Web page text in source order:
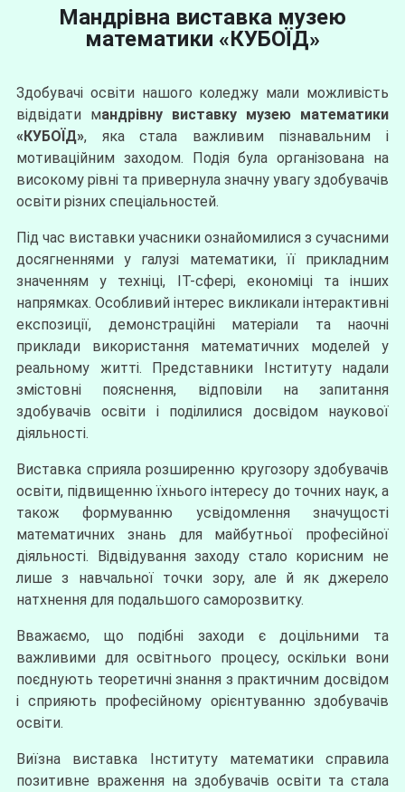
Мандрівна виставка музею
математики «КУБОЇД»
Здобувачі освіти нашого коледжу мали можливість
відвідати мандрівну виставку музею математики
«КУБОЇД», яка стала важливим пізнавальним і
мотиваційним заходом. Подія була організована на
високому рівні та привернула значну увагу здобувачів
освіти різних спеціальностей.
Під час виставки учасники ознайомилися з сучасними
досягненнями у галузі математики, її прикладним
значенням у техніці, ІТ-сфері, економіці та інших
напрямках. Особливий інтерес викликали інтерактивні
експозиції, демонстраційні матеріали та наочні
приклади використання математичних моделей у
реальному житті. Представники Інституту надали
змістовні пояснення, відповіли на запитання
здобувачів освіти і поділилися досвідом наукової
діяльності.
Виставка сприяла розширенню кругозору здобувачів
освіти, підвищенню їхнього інтересу до точних наук, а
також формуванню усвідомлення значущості
математичних знань для майбутньої професійної
діяльності. Відвідування заходу стало корисним не
лише з навчальної точки зору, але й як джерело
натхнення для подальшого саморозвитку.
Вважаємо, що подібні заходи є доцільними та
важливими для освітнього процесу, оскільки вони
поєднують теоретичні знання з практичним досвідом
і сприяють професійному орієнтуванню здобувачів
освіти.
Виїзна виставка Інституту математики справила
позитивне враження на здобувачів освіти та стала